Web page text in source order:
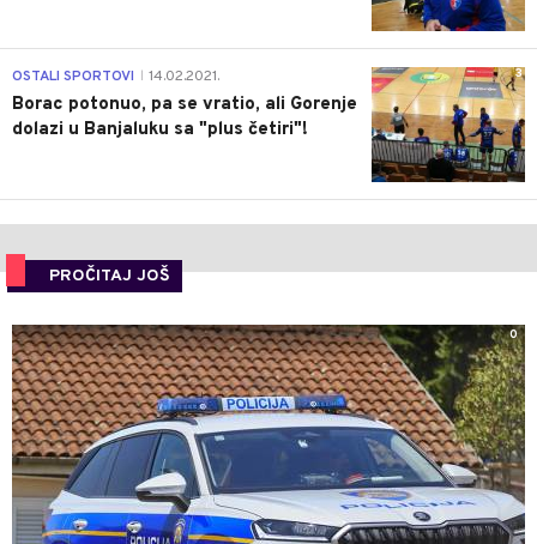
3
OSTALI SPORTOVI 14.02.2021.
Borac potonuo, pa se vratio, ali Gorenje
dolazi u Banjaluku sa "plus četiri"!
PROČITAJ JOŠ
0